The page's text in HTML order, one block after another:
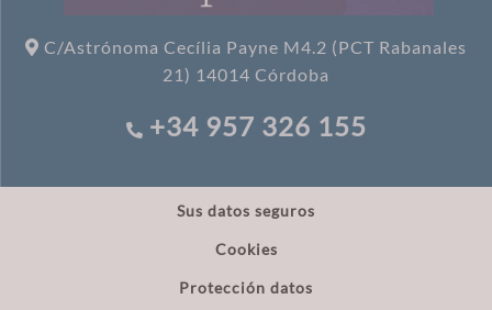
C/Astrónoma Cecília Payne M4.2 (PCT Rabanales
21) 14014 Córdoba
+34 957 326 155
Sus datos seguros
Cookies
Protección datos